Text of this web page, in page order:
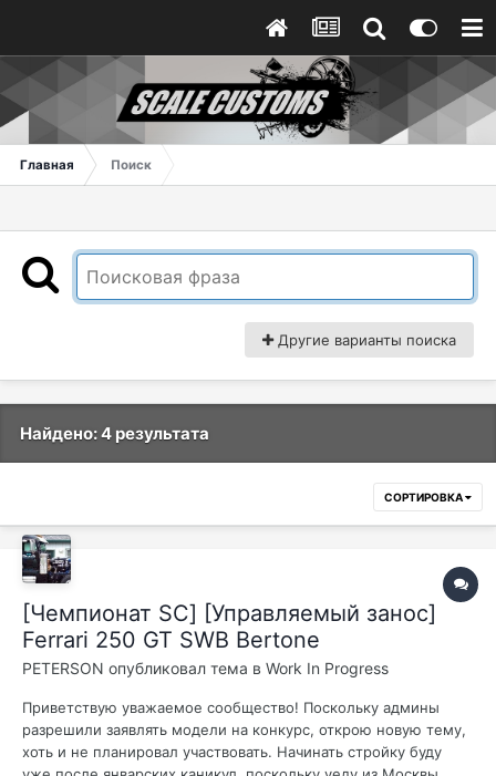
Главная Поиск
Другие варианты поиска
Найдено: 4 результата
СОРТИРОВКА
[Чемпионат SC] [Управляемый занос]
Ferrari 250 GT SWB Bertone
PETERSON опубликовал тема в Work In Progress
Приветствую уважаемое сообщество! Поскольку админы
разрешили заявлять модели на конкурс, открою новую тему,
хоть и не планировал участвовать. Начинать стройку буду